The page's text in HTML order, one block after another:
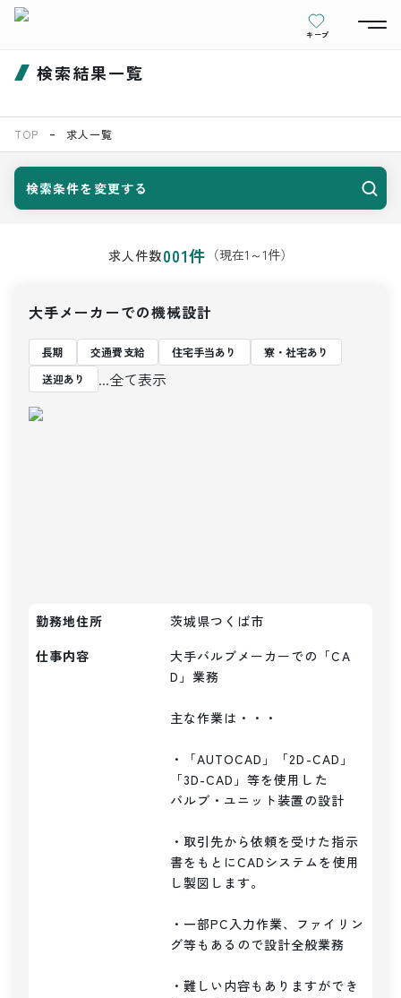
キープ
検索結果一覧
TOP 求人一覧
検索条件を変更する
求人件数001件 （現在1 ～1件）
大手メーカーでの機械設計
長期 交通費支給 住宅手当あり
寮・社宅あり
送迎あり
...全て表示
勤務地住所
茨城県つくば市
仕事内容
大手バルブメーカーでの「CA
D」業務
主な作業は・・・
・「AUTOCAD」「2D-CAD」
「3D-CAD」等を使用した
バルブ・ユニット装置の設計
・取引先から依頼を受けた指示
書をもとにCADシステムを使用
し製図します。
・一部PC入力作業、ファイリン
グ等もあるので設計全般業務
・難しい内容もありますができ